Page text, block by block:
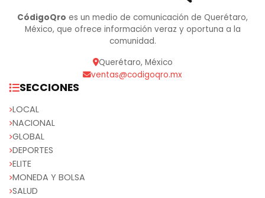
CódigoQro es un medio de comunicación de Querétaro,
México, que ofrece información veraz y oportuna a la
comunidad.
Querétaro, México
ventas@codigoqro.mx
SECCIONES
LOCAL
NACIONAL
GLOBAL
DEPORTES
ELITE
MONEDA Y BOLSA
SALUD